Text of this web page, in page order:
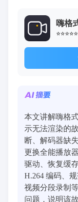
嗨格
⭐⭐⭐⭐⭐
本文讲解嗨格
示无法渲染的
断、解码器缺
更换全能播放
驱动、恢复缓
H.264 编码、
视频分段录制
问题，说明该